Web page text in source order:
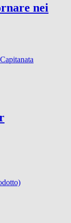
nei